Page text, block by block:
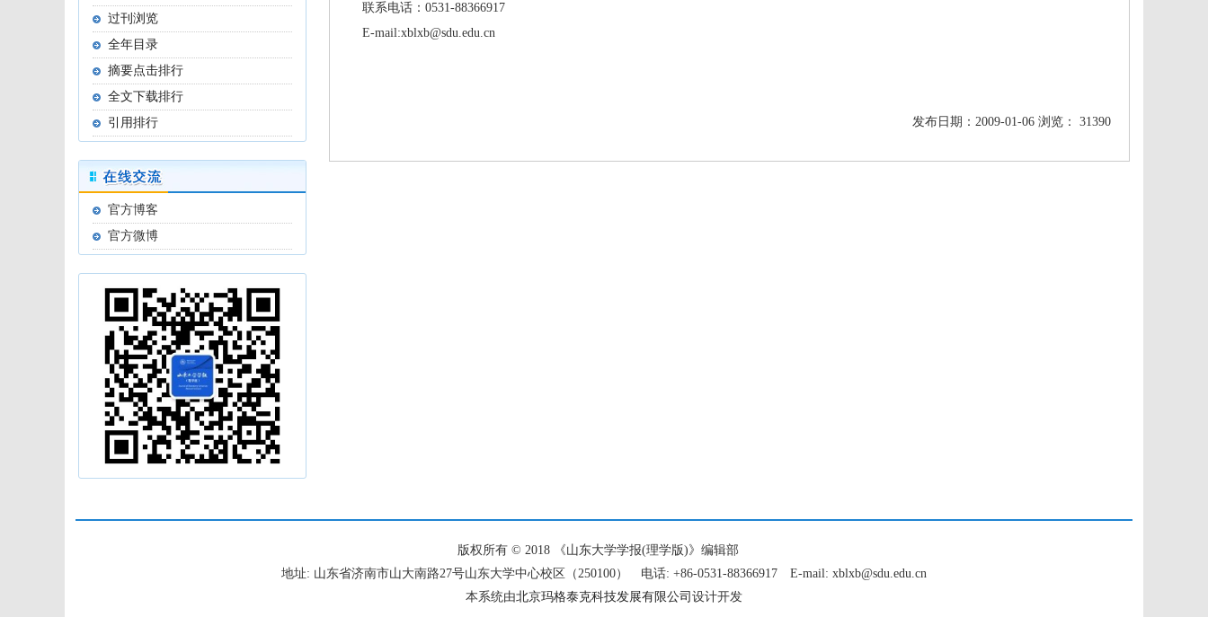
过刊浏览
全年目录
摘要点击排行
全文下载排行
引用排行
官方博客
官方微博
联系电话：0531-88366917
E-mail:xblxb@sdu.edu.cn
发布日期：2009-01-06 浏览： 31390
版权所有 © 2018 《山东大学学报(理学版)》编辑部
地址: 山东省济南市山大南路27号山东大学中心校区（250100） 电话: +86-0531-88366917 E-mail: xblxb@sdu.edu.cn
本系统由北京玛格泰克科技发展有限公司 设计开发